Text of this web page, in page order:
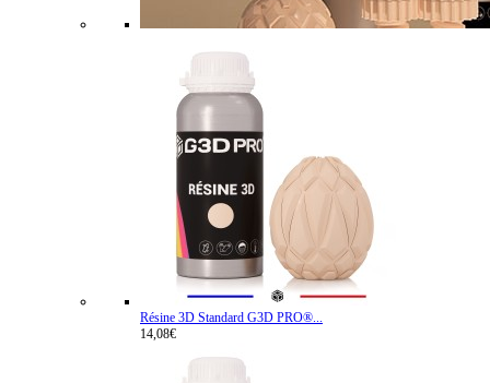
Résine 3D Standard G3D PRO®...
14,08€